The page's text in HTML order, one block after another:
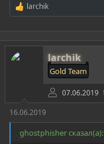
Р
е
а
ц
и
larchik
larchik
Gold Team
07.06.2019
16.06.2019
ghostphisher сказал(а):